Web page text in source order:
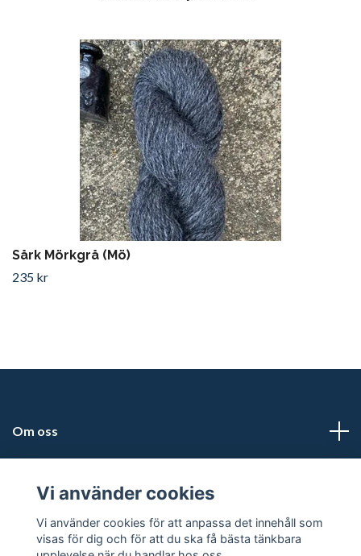
Sårk Mörkgrå (Mö)
235 kr
Om oss
Sociala medier
Vi använder cookies
Vi använder cookies för att anpassa det innehåll som
visas för dig och för att du ska få bästa tänkbara